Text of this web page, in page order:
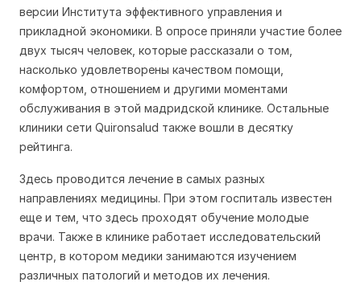
версии Института эффективного управления и
прикладной экономики. В опросе приняли участие более
двух тысяч человек, которые рассказали о том,
насколько удовлетворены качеством помощи,
комфортом, отношением и другими моментами
обслуживания в этой мадридской клинике. Остальные
клиники сети Quironsalud также вошли в десятку
рейтинга.
Здесь проводится лечение в самых разных
направлениях медицины. При этом госпиталь известен
еще и тем, что здесь проходят обучение молодые
врачи. Также в клинике работает исследовательский
центр, в котором медики занимаются изучением
различных патологий и методов их лечения.